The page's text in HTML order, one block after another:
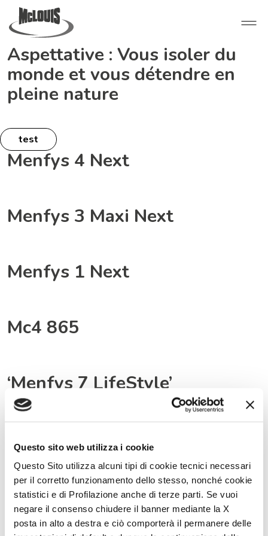
Questo sito web utilizza i cookie
Questo Sito utilizza alcuni tipi di cookie tecnici necessari
per il corretto funzionamento dello stesso, nonché cookie
statistici e di Profilazione anche di terze parti. Se vuoi
negare il consenso chiudere il banner mediante la X
posta in alto a destra e ciò comporterà il permanere delle
Aspettative : Vous isoler du
monde et vous détendre en
pleine nature
test
Menfys 4 Next
Menfys 3 Maxi Next
Menfys 1 Next
Mc4 865
‘Menfys 7 LifeStyle’
Menfys 7 LifeStyle
MC4 Slim 339 25 EDITION